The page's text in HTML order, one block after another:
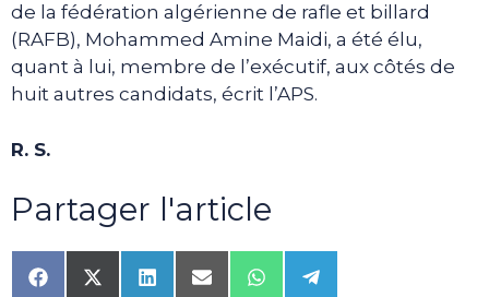
de la fédération algérienne de rafle et billard
(RAFB), Mohammed Amine Maidi, a été élu,
quant à lui, membre de l’exécutif, aux côtés de
huit autres candidats, écrit l’APS.
R. S.
Partager l'article
ShareShareShareShareShareShare